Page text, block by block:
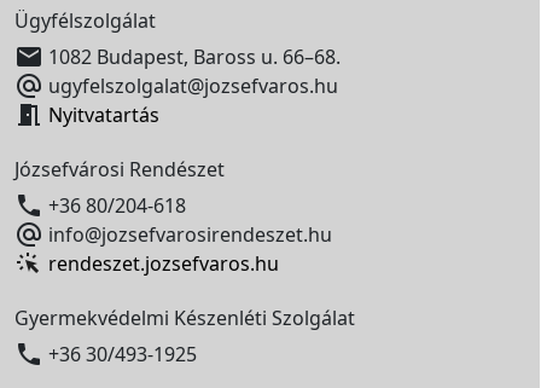
Ügyfélszolgálat
 1082 Budapest, Baross u. 66–68.
 ugyfelszolgalat@jozsefvaros.hu
 Nyitvatartás
Józsefvárosi Rendészet
 +36 80/204-618
 info@jozsefvarosirendeszet.hu
rendeszet.jozsefvaros.hu
Gyermekvédelmi Készenléti Szolgálat
 +36 30/493-1925